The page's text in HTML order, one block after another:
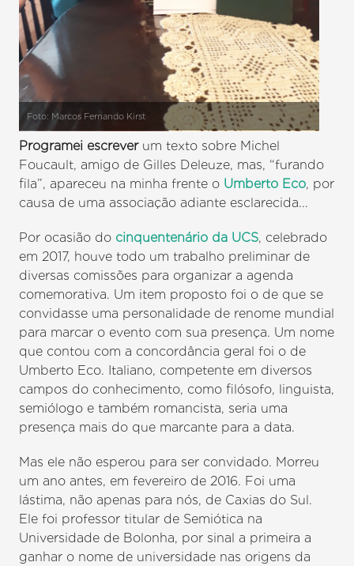
Foto: Marcos Fernando Kirst
Programei escrever um texto sobre Michel
Foucault, amigo de Gilles Deleuze, mas, “furando
fila”, apareceu na minha frente o Umberto Eco, por
causa de uma associação adiante esclarecida...
Por ocasião do cinquentenário da UCS, celebrado
em 2017, houve todo um trabalho preliminar de
diversas comissões para organizar a agenda
comemorativa. Um item proposto foi o de que se
convidasse uma personalidade de renome mundial
para marcar o evento com sua presença. Um nome
que contou com a concordância geral foi o de
Umberto Eco. Italiano, competente em diversos
campos do conhecimento, como filósofo, linguista,
semiólogo e também romancista, seria uma
presença mais do que marcante para a data.
Mas ele não esperou para ser convidado. Morreu
um ano antes, em fevereiro de 2016. Foi uma
lástima, não apenas para nós, de Caxias do Sul.
Ele foi professor titular de Semiótica na
Universidade de Bolonha, por sinal a primeira a
ganhar o nome de universidade nas origens da